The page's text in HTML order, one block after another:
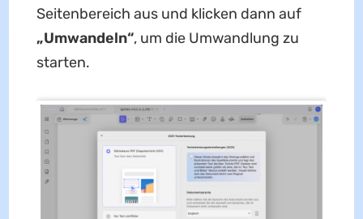
Seitenbereich aus und klicken dann auf
„Umwandeln“, um die Umwandlung zu
starten.